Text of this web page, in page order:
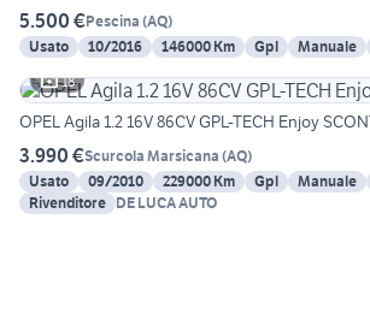
5.500 €Pescina (AQ)
Usato
10/2016 146000 Km Gpl Manuale
18
OPEL Agila 1.2 16V 86CV GPL-TECH Enjoy
3.990 €Scurcola Marsicana (AQ)
Usato
09/2010 229000 Km Gpl Manuale
Rivenditore DE LUCA AUTO